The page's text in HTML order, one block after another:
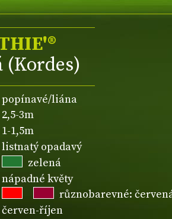
(Kordes)
popínavé/liána
2,5-3m
1-1,5m
listnatý opadavý
zelená
nápadné květy
různobarevné:
červen-říjen